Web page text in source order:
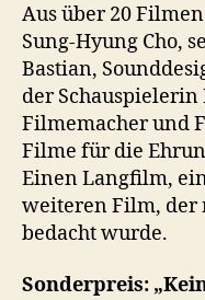
Aus über 20
Sung-Hyung Cho,
Bastian,
der
Filmemacher und
Filme für die
Einen Langfilm,
weiteren Film, der
bedacht wurde.
Sonderpreis: